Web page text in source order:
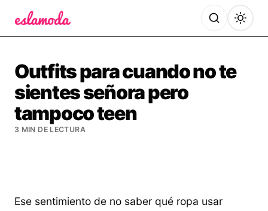
Outfits para cuando no te
sientes señora pero
tampoco teen
3 MIN DE LECTURA
Ese sentimiento de no saber qué ropa usar